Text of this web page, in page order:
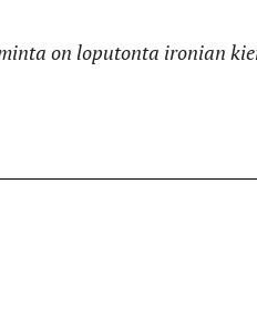
on loputonta ironian